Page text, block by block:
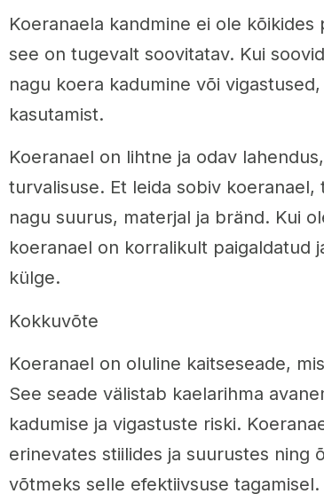
Koeranaela kandmine ei ole
see on tugevalt soovitatav. Kui
nagu koera kadumine või
kasutamist.
Koeranael on lihtne ja odav
turvalisuse. Et leida sobiv koeranael,
nagu suurus, materjal ja bränd. Kui
koeranael on korralikult paigaldatud
külge.
Kokkuvõte
Koeranael on oluline kaitseseade,
See seade välistab kaelarihma
kadumise ja vigastuste riski.
erinevates stiilides ja suurustes ning
võtmeks selle efektiivsuse tagamisel.